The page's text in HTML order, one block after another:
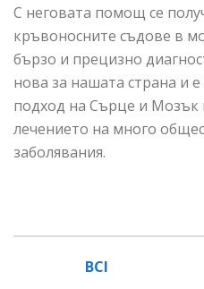
С неговата помощ се
кръвоносните съдове в
бързо и прецизно
нова за нашата страна и
подход на Сърце и Мозък
лечението на много
заболявания.
BCI